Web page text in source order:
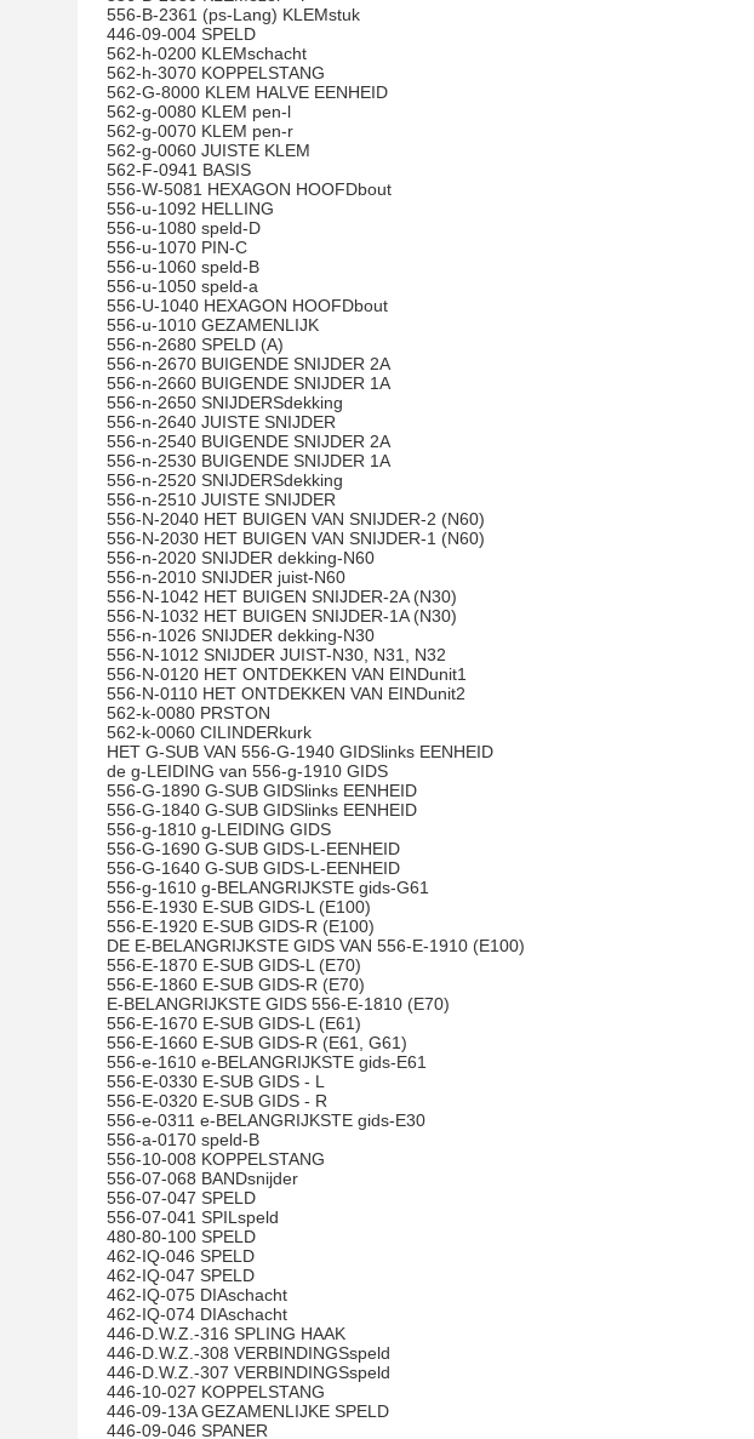
556-B-2361 (ps-Lang) KLEMstuk
446-09-004 SPELD
562-h-0200 KLEMschacht
562-h-3070 KOPPELSTANG
562-G-8000 KLEM HALVE EENHEID
562-g-0080 KLEM pen-l
562-g-0070 KLEM pen-r
562-g-0060 JUISTE KLEM
562-F-0941 BASIS
556-W-5081 HEXAGON HOOFDbout
556-u-1092 HELLING
556-u-1080 speld-D
556-u-1070 PIN-C
556-u-1060 speld-B
556-u-1050 speld-a
556-U-1040 HEXAGON HOOFDbout
556-u-1010 GEZAMENLIJK
556-n-2680 SPELD (A)
556-n-2670 BUIGENDE SNIJDER 2A
556-n-2660 BUIGENDE SNIJDER 1A
556-n-2650 SNIJDERSdekking
556-n-2640 JUISTE SNIJDER
556-n-2540 BUIGENDE SNIJDER 2A
556-n-2530 BUIGENDE SNIJDER 1A
556-n-2520 SNIJDERSdekking
556-n-2510 JUISTE SNIJDER
556-N-2040 HET BUIGEN VAN SNIJDER-2 (N60)
556-N-2030 HET BUIGEN VAN SNIJDER-1 (N60)
556-n-2020 SNIJDER dekking-N60
556-n-2010 SNIJDER juist-N60
556-N-1042 HET BUIGEN SNIJDER-2A (N30)
556-N-1032 HET BUIGEN SNIJDER-1A (N30)
556-n-1026 SNIJDER dekking-N30
556-N-1012 SNIJDER JUIST-N30, N31, N32
556-N-0120 HET ONTDEKKEN VAN EINDunit1
556-N-0110 HET ONTDEKKEN VAN EINDunit2
562-k-0080 PRSTON
562-k-0060 CILINDERkurk
HET G-SUB VAN 556-G-1940 GIDSlinks EENHEID
de g-LEIDING van 556-g-1910 GIDS
556-G-1890 G-SUB GIDSlinks EENHEID
556-G-1840 G-SUB GIDSlinks EENHEID
556-g-1810 g-LEIDING GIDS
556-G-1690 G-SUB GIDS-L-EENHEID
556-G-1640 G-SUB GIDS-L-EENHEID
556-g-1610 g-BELANGRIJKSTE gids-G61
556-E-1930 E-SUB GIDS-L (E100)
556-E-1920 E-SUB GIDS-R (E100)
DE E-BELANGRIJKSTE GIDS VAN 556-E-1910 (E100)
556-E-1870 E-SUB GIDS-L (E70)
556-E-1860 E-SUB GIDS-R (E70)
E-BELANGRIJKSTE GIDS 556-E-1810 (E70)
556-E-1670 E-SUB GIDS-L (E61)
556-E-1660 E-SUB GIDS-R (E61, G61)
556-e-1610 e-BELANGRIJKSTE gids-E61
556-E-0330 E-SUB GIDS - L
556-E-0320 E-SUB GIDS - R
556-e-0311 e-BELANGRIJKSTE gids-E30
556-a-0170 speld-B
556-10-008 KOPPELSTANG
556-07-068 BANDsnijder
556-07-047 SPELD
556-07-041 SPILspeld
480-80-100 SPELD
462-IQ-046 SPELD
462-IQ-047 SPELD
462-IQ-075 DIAschacht
462-IQ-074 DIAschacht
446-D.W.Z.-316 SPLING HAAK
446-D.W.Z.-308 VERBINDINGSspeld
446-D.W.Z.-307 VERBINDINGSspeld
446-10-027 KOPPELSTANG
446-09-13A GEZAMENLIJKE SPELD
446-09-046 SPANER